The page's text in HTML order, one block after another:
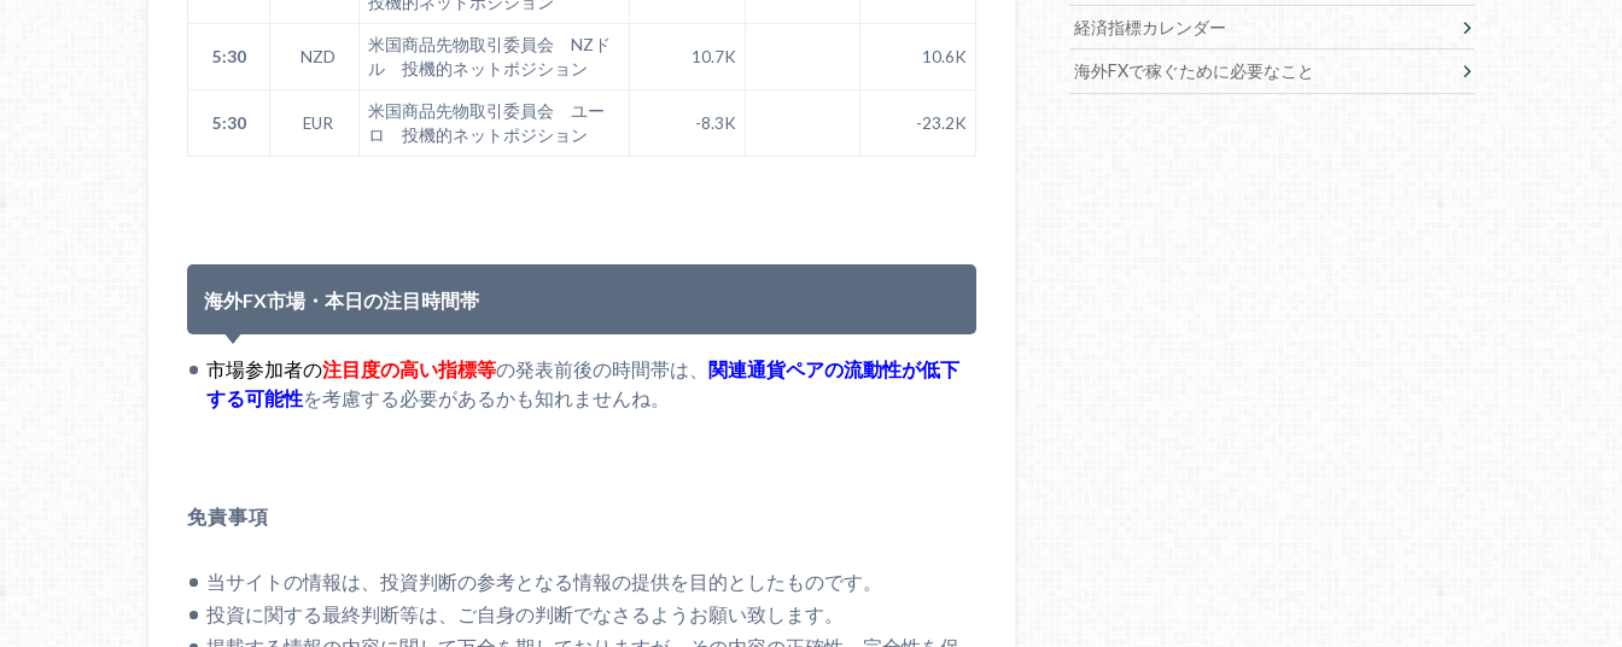
5:30 NZD
米国商品先物取引委員会 NZド
ル 投機的ネットポジション
10.7K 10.6K
5:30 EUR
米国商品先物取引委員会 ユー
ロ 投機的ネットポジション
-8.3K -23.2K
海外FX市場・本日の注目時間帯
市場参加者の注目度の高い指標等の発表前後の時間帯は、 関連通貨ペアの流動性が低下
する可能性を考慮する必要があるかも知れませんね。
免責事項
当サイトの情報は、投資判断の参考となる情報の提供を目的としたものです。
投資に関する最終判断等は、ご自身の判断でなさるようお願い致します。
経済指標カレンダー
海外FXで稼ぐために必要なこと